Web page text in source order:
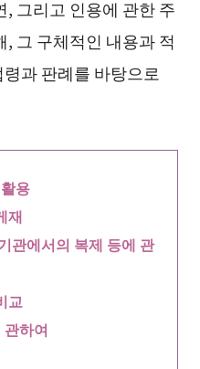
그리고 인용에 관한 주
그 구체적인 내용과 적
과 판례를 바탕으로
용
재
관에서의 복제 등에 관
교
하여